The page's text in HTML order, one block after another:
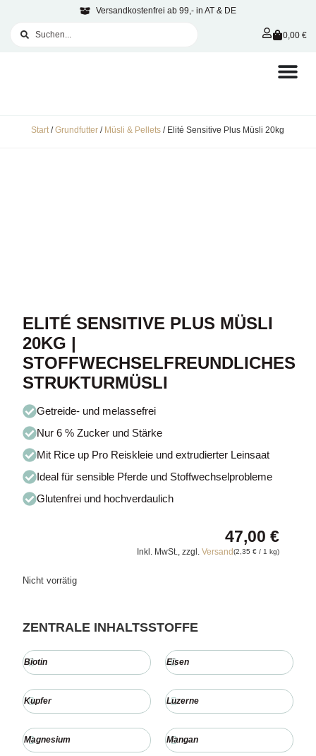
Versandkostenfrei ab 99,- in AT & DE
0,00 €
Start/Grundfutter / Müsli & Pellets / Elité Sensitive Plus Müsli 20kg
ELITÉ SENSITIVE PLUS MÜSLI
20KG |
STOFFWECHSELFREUNDLICHES
STRUKTURMÜSLI
Getreide- und melassefrei
Nur 6 % Zucker und Stärke
Mit Rice up Pro Reiskleie und extrudierter Leinsaat
Ideal für sensible Pferde und Stoffwechselprobleme
Glutenfrei und hochverdaulich
47,00 €
Inkl. MwSt., zzgl. Versand(2,35 €/ 1 kg)
Nicht vorrätig
ZENTRALE INHALTSSTOFFE
Biotin Eisen
Kupfer Luzerne
Magnesium Mangan